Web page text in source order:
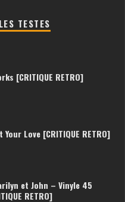
TESTES
[CRITIQUE RETRO]
Love [CRITIQUE RETRO]
et John – Vinyle 45
RETRO]